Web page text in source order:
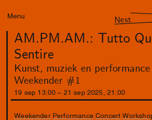
Menu Nest
AM.PM.AM.: Tutto
Sentire
Kunst, muziek en performance
Weekender #1
19 sep 13 :00 21 sep 2025 21 : 00
Weekender Performance Concert